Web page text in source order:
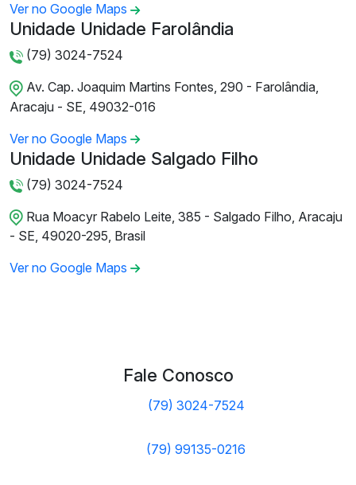
Ver no Google Maps
Unidade Unidade Farolândia
(79) 3024-7524
Av. Cap. Joaquim Martins Fontes, 290 - Farolândia,
Aracaju - SE, 49032-016
Ver no Google Maps
Unidade Unidade Salgado Filho
(79) 3024-7524
Rua Moacyr Rabelo Leite, 385 - Salgado Filho, Aracaju
- SE, 49020-295, Brasil
Ver no Google Maps
Fale Conosco
(79) 3024-7524
(79) 99135-0216